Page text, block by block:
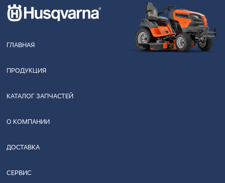
ГЛАВНАЯ
ПРОДУКЦИЯ
КАТАЛОГ ЗАПЧАСТЕЙ
О КОМПАНИИ
ДОСТАВКА
СЕРВИС